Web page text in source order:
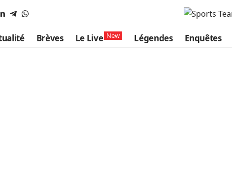
Brèves Le Live New Légendes Enquêtes